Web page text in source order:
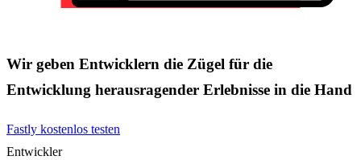
Wir geben Entwicklern die Zügel für die
Entwicklung herausragender Erlebnisse in die Hand
Fastly kostenlos testen
Entwickler